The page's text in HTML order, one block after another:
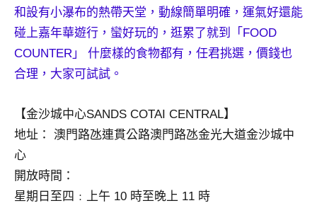
動
主
持、
學
校
業
講
座、
部
落
客
和設有小瀑布的熱帶天堂，動線簡單明確，運氣好還能
碰上嘉年華遊行，蠻好玩的，逛累了就到「FOOD
COUNTER」 什麼樣的食物都有，任君挑選，價錢也
合理，大家可試試。
【金沙城中心SANDS COTAI CENTRAL】
地址： 澳門路氹連貫公路澳門路氹金光大道金沙城中
心
開放時間：
星期日至四﹕上午 10 時至晚上 11 時